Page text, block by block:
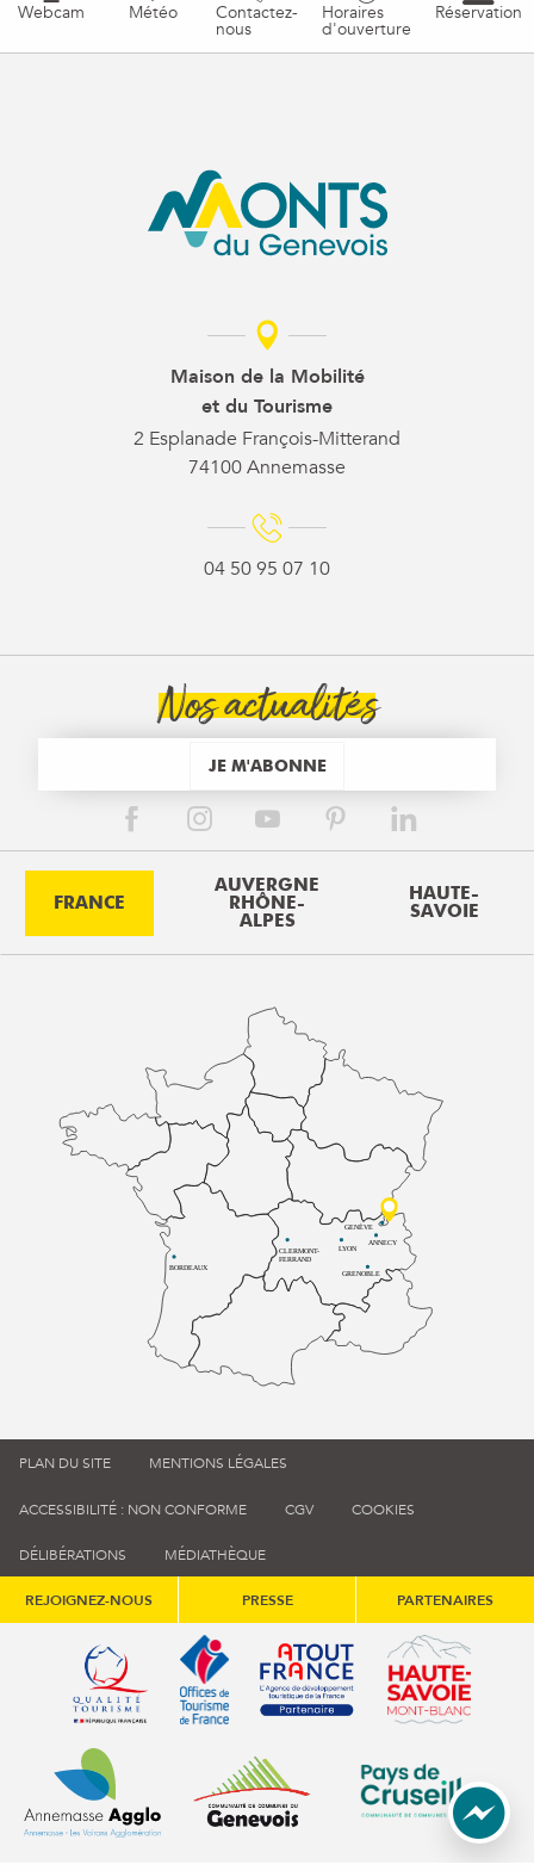
Webcam Météo Contactez-
nous
Horaires
d'ouverture
Réservation
Maison de la Mobilité
et du Tourisme
2 Esplanade François-Mitterand
74100 Annemasse
04 50 95 07 10
Nos actualités
JE M'ABONNE
FRANCE
AUVERGNE
RHÔNE-
ALPES
HAUTE-
SAVOIE
BORDEAUX
CLERMONT-
FERRAND
LYON
ANNECY
GRENOBLE
GENÈVE
PLAN DU SITE MENTIONS LÉGALES
ACCESSIBILITÉ : NON CONFORME CGV COOKIES
DÉLIBÉRATIONS MÉDIATHÈQUE
REJOIGNEZ-NOUS PRESSE PARTENAIRES
Qualité tourisme (s'ouvre dans une nouvelle fenêtre)
Office de tourisme de France (s'ouvre
Atout France (s'ouvre dans
Annemasse Agglo (s'ouvre dans une nouvelle fenêtre)
Communauté de communes du
Communauté de